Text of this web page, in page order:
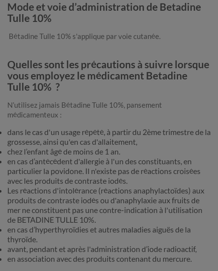
Mode et voie d’administration de Betadine
Tulle 10%
Bétadine Tulle 10% s'applique par voie cutanée.
Quelles sont les précautions à suivre lorsque
vous employez le médicament Betadine
Tulle 10% ?
N’utilisez jamais Bétadine Tulle 10%, pansement
médicamenteux :
dans le cas d'un usage répété, à partir du 2ème trimestre de la
grossesse, ainsi qu'en cas d'allaitement,
chez l’enfant âgé de moins de 1 an.
en cas d’antécédent d'allergie à l'un des constituants, en
particulier la povidone. Il n'existe pas de réactions croisées
avec les produits de contraste iodés.
Les réactions d'intolérance (réactions anaphylactoïdes) aux
produits de contraste iodés ou d'anaphylaxie aux fruits de
mer ne constituent pas une contre-indication à l'utilisation
de BETADINE TULLE 10%.
en cas d’hyperthyroïdies et autres maladies aiguës de la
thyroïde.
avant, pendant et après l'administration d’iode radioactif,
en association avec des produits contenant du mercure.